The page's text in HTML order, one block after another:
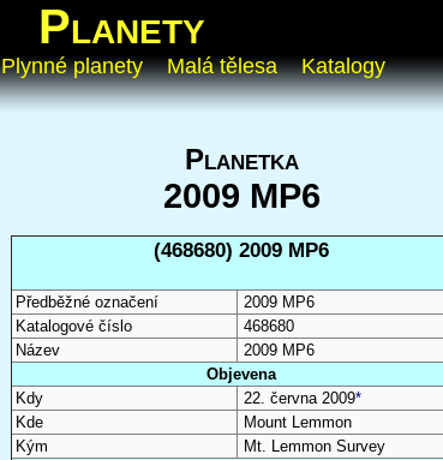
Planety
Plynné planety Malá tělesa Katalogy
Planetka
2009 MP6
(468680) 2009 MP6
Předběžné označení
2009 MP6
Katalogové číslo
468680
Název
2009 MP6
Objevena
Kdy
22. června 2009*
Kde
Mount Lemmon
Kým
Mt. Lemmon Survey